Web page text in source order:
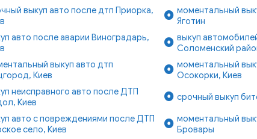
выкуп авто после дтп Приорка,
моментальный
Яготин
авто после аварии Виноградарь,
выкуп
Соломенский
выкуп авто дтп
Киев
моментальный
Осокорки, Киев
неисправного авто после ДТП
Киев
срочный выкуп
авто с повреждениями после ДТП
село, Киев
моментальный
Бровары